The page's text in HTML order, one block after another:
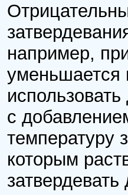
например,
уменьшается
с
температуру
которым